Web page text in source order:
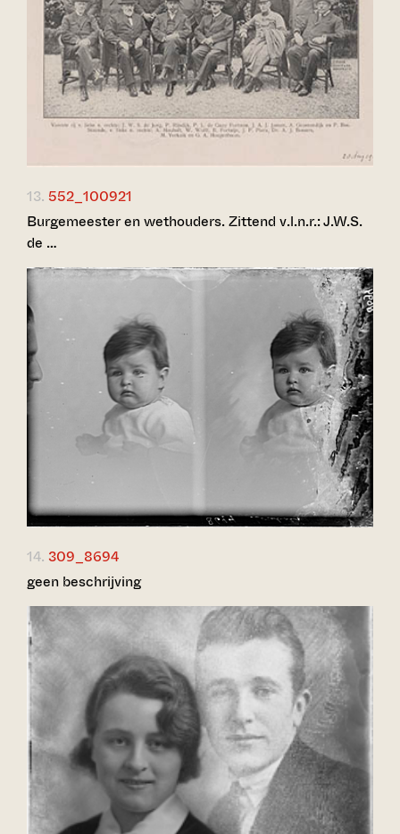
13. 552_100921
Burgemeester en wethouders. Zittend v.l.n.r.: J.W.S.
de …
14. 309_8694
geen beschrijving